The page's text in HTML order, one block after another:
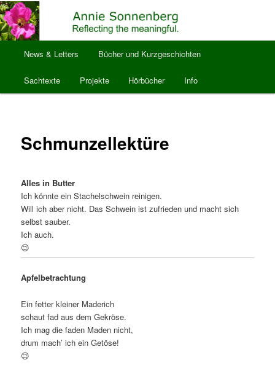
Zum
primären
Inhalt
anniesonnenberg
Reflecting the meaningful.
News & Letters Bücher und Kurzgeschichten
Sachtexte Projekte Hörbücher Info
Schmunzellektüre
Alles in Butter
Ich könnte ein Stachelschwein reinigen.
Will ich aber nicht. Das Schwein ist zufrieden und macht sich
selbst sauber.
Ich auch.
😉
Apfelbetrachtung
Ein fetter kleiner Maderich
schaut fad aus dem Gekröse.
Ich mag die faden Maden nicht,
drum mach’ ich ein Getöse!
😉